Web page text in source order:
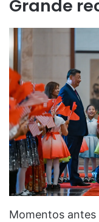
Grande
Momentos